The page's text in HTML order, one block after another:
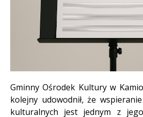
Treść
Gminny Ośrodek Kultury w
kolejny udowodnił, że
kulturalnych jest jednym z